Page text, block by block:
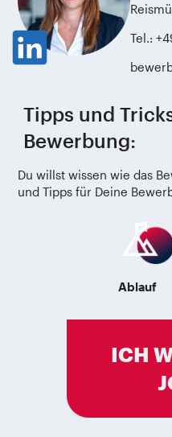
Tel.:
Tipps und
Bewerbung:
Du willst wissen wie das
und Tipps für Deine
Ablauf
ICH